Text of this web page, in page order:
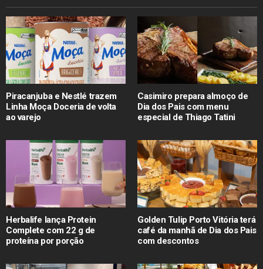
Piracanjuba e Nestlé trazem
Linha Moça Doceria de volta
ao varejo
Casimiro prepara almoço de
Dia dos Pais com menu
especial de Thiago Tatini
Herbalife lança Protein
Complete com 22 g de
proteína por porção
Golden Tulip Porto Vitória terá
café da manhã de Dia dos Pais
com descontos